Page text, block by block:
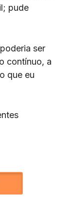
pude
ser
contínuo, a
que eu